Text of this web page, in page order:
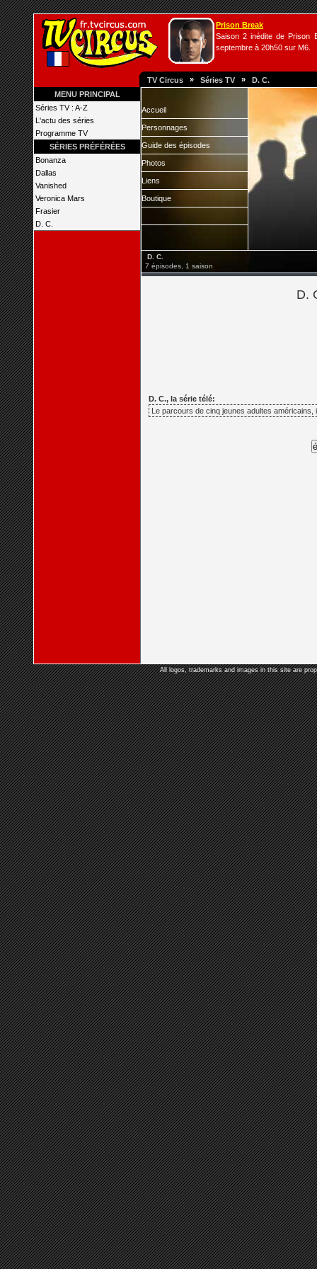
Prison Break
Saison 2 inédite de Prison
septembre à 20h50 sur M6.
TV Circus » Séries TV » D. C.
MENU PRINCIPAL
Séries TV : A-Z
L'actu des séries
Programme TV
SÉRIES PRÉFÉRÉES
Bonanza
Dallas
Vanished
Veronica Mars
Frasier
D. C.
Accueil
Personnages
Guide des épisodes
Photos
Liens
Boutique
D. C.
7 épisodes, 1 saison
D.
D. C., la série télé:
Le parcours de cinq jeunes adultes
All logos, trademarks and images in this site are